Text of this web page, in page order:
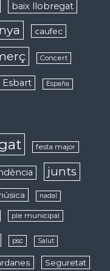
baix llobregat
caufec
Concert
Esbart España
festa major
junts
nadal
ple municipal
psc Salut
Seguretat